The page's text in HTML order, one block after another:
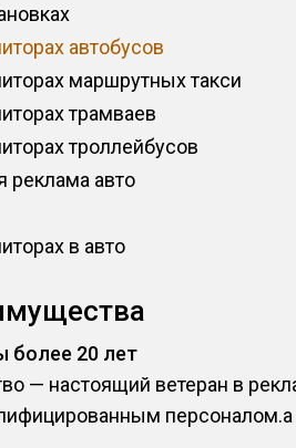
автобусов
маршрутных такси
трамваев
троллейбусов
реклама авто
в авто
более 20 лет
— настоящий ветеран в
персоналом.a